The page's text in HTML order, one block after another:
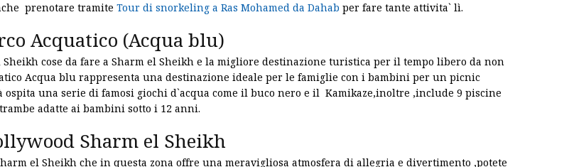
prenotare tramite Tour di snorkeling a Ras Mohamed da Dahab per fare tante attivita` lì.
Acquatico (Acqua blu)
cose da fare a Sharm el Sheikh e la migliore destinazione turistica per il tempo libero da non
Acqua blu rappresenta una destinazione ideale per le famiglie con i bambini per un picnic
una serie di famosi giochi d`acqua come il buco nero e il Kamikaze,inoltre ,include 9 piscine
adatte ai bambini sotto i 12 anni.
Sharm el Sheikh
el Sheikh che in questa zona offre una meravigliosa atmosfera di allegria e divertimento ,potete